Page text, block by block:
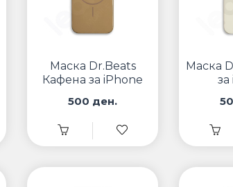
Маска Dr.Beats
Кафена за iPhone
500 ден.
Маска